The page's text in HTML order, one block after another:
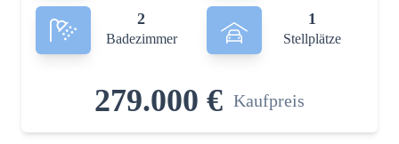
2
Badezimmer
1
Stellplätze
279.000 € Kaufpreis